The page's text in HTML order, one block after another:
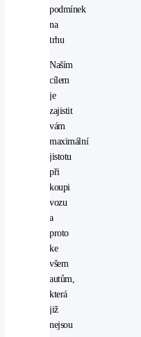
podmínek
na
trhu
Naším
cílem
je
zajistit
vám
maximální
jistotu
při
koupi
vozu
a
proto
ke
všem
autům,
která
již
nejsou